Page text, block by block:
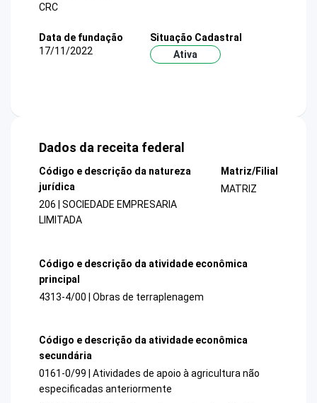
CRC
Data de fundação
17/11/2022
Situação Cadastral
Ativa
Dados da receita federal
Código e descrição da natureza
jurídica
206 | SOCIEDADE EMPRESARIA
LIMITADA
Matriz/Filial
MATRIZ
Código e descrição da atividade econômica
principal
4313-4/00 | Obras de terraplenagem
Código e descrição da atividade econômica
secundária
0161-0/99 | Atividades de apoio à agricultura não
especificadas anteriormente